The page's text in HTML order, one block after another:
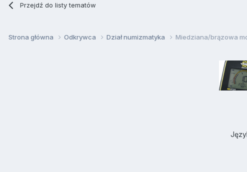
Przejdź do listy tematów
Strona główna Odkrywca Dział numizmatyka Miedziana/brązowa